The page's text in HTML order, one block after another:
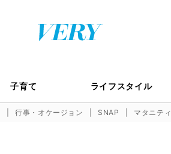
子育て ライフスタイル
行事・オケージョン SNAP マタニティ